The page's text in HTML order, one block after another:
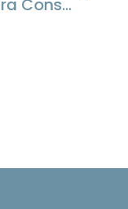
Primeira Consulta Ortodôntica: O Que Esperar E Por Que Ela É Tão Importante?